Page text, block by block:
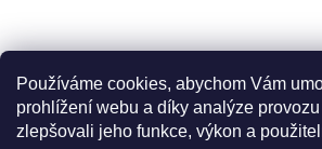
Používáme cookies, abychom Vám
prohlížení webu a díky analýze
zlepšovali jeho funkce, výkon a